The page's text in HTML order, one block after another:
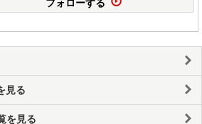
見る
を見る